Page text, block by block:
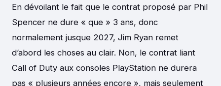
En dévoilant le fait que le contrat proposé par Phil
Spencer ne dure « que » 3 ans, donc
normalement jusque 2027, Jim Ryan remet
d’abord les choses au clair. Non, le contrat liant
Call of Duty aux consoles PlayStation ne durera
pas « plusieurs années encore », mais seulement